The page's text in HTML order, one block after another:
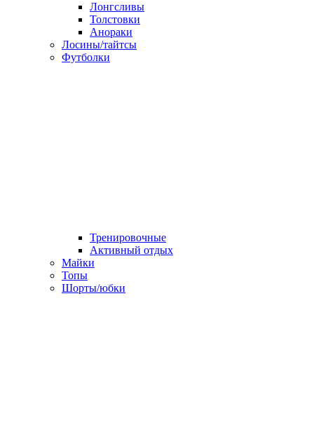
Лонгсливы
Толстовки
Анораки
Лосины/тайтсы
Футболки
Тренировочные
Активный отдых
Майки
Топы
Шорты/юбки